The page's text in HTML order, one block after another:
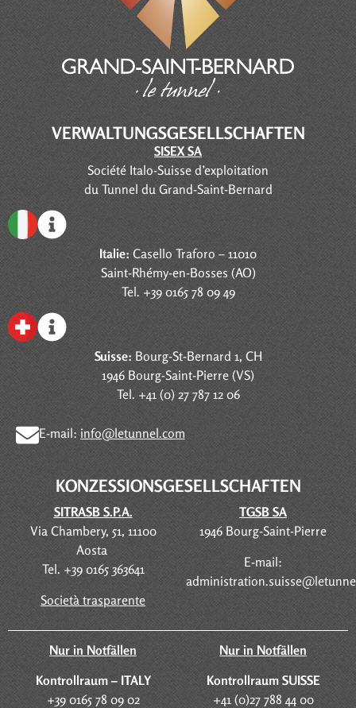
VERWALTUNGSGESELLSCHAFTEN
SISEX SA
Société Italo-Suisse d’exploitation
du Tunnel du Grand-Saint-Bernard
Italie: Casello Traforo – 11010
Saint-Rhémy-en-Bosses (AO)
Tel. +39 0165 78 09 49
Suisse: Bourg-St-Bernard 1, CH
1946 Bourg-Saint-Pierre (VS)
Tel. +41 (0) 27 787 12 06
E-mail: info@letunnel.com
KONZESSIONSGESELLSCHAFTEN
SITRASB S.P.A.
Via Chambery, 51, 11100
Aosta
Tel. +39 0165 363641
Società trasparente
TGSB SA
1946 Bourg-Saint-Pierre
E-mail:
Nur in Notfällen
Kontrollraum – ITALY
+39 0165 78 09 02
Nur in Notfällen
Kontrollraum SUISSE
+41 (0)27 788 44 00